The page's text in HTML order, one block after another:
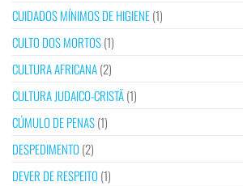
CUIDADOS MÍNIMOS DE HIGIENE(1)
CULTO DOS MORTOS(1)
CULTURA AFRICANA(2)
CULTURA JUDAICO-CRISTÃ(1)
CÚMULO DE PENAS(1)
DESPEDIMENTO (2)
DEVER DE RESPEITO (1)